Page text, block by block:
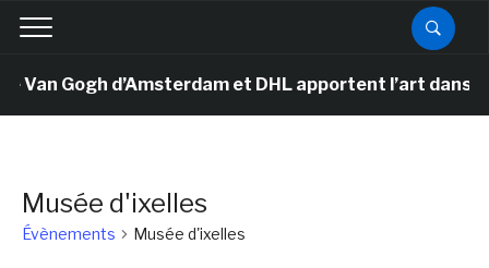
Van Gogh d’Amsterdam et DHL apportent l’art dans
Musée d'ixelles
Évènements Musée d'ixelles